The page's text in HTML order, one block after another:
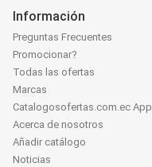
Información
Preguntas Frecuentes
Promocionar?
Todas las ofertas
Marcas
Catalogosofertas.com.ec App
Acerca de nosotros
Añadir catálogo
Noticias